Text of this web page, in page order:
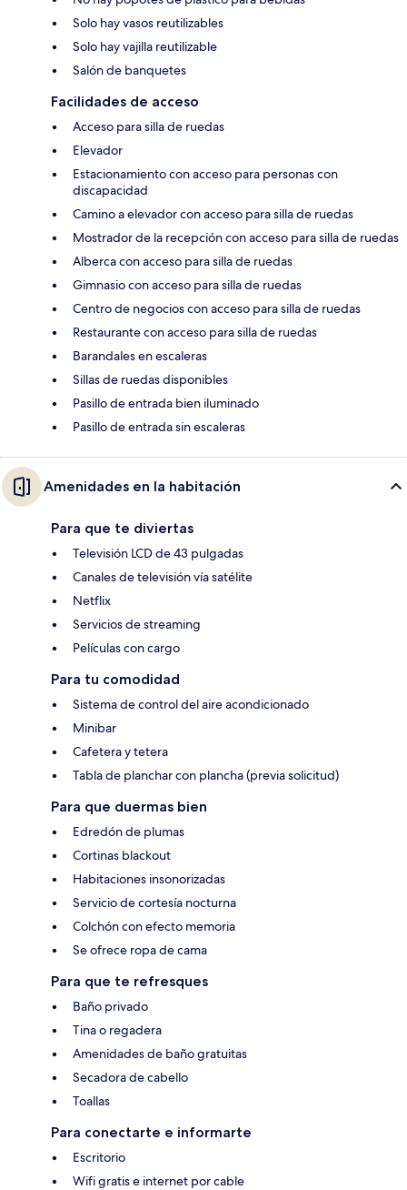
Solo hay vasos reutilizables
Solo hay vajilla reutilizable
Salón de banquetes
Facilidades de acceso
Acceso para silla de ruedas
Elevador
Estacionamiento con acceso para personas con
discapacidad
Camino a elevador con acceso para silla de ruedas
Mostrador de la recepción con acceso para silla de ruedas
Alberca con acceso para silla de ruedas
Gimnasio con acceso para silla de ruedas
Centro de negocios con acceso para silla de ruedas
Restaurante con acceso para silla de ruedas
Barandales en escaleras
Sillas de ruedas disponibles
Pasillo de entrada bien iluminado
Pasillo de entrada sin escaleras
Amenidades en la habitación
Para que te diviertas
Televisión LCD de 43 pulgadas
Canales de televisión vía satélite
Netflix
Servicios de streaming
Películas con cargo
Para tu comodidad
Sistema de control del aire acondicionado
Minibar
Cafetera y tetera
Tabla de planchar con plancha (previa solicitud)
Para que duermas bien
Edredón de plumas
Cortinas blackout
Habitaciones insonorizadas
Servicio de cortesía nocturna
Colchón con efecto memoria
Se ofrece ropa de cama
Para que te refresques
Baño privado
Tina o regadera
Amenidades de baño gratuitas
Secadora de cabello
Toallas
Para conectarte e informarte
Escritorio
Wifi gratis e internet por cable